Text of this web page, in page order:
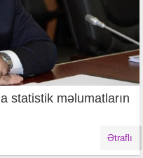
statistik məlumatların
Ətraflı